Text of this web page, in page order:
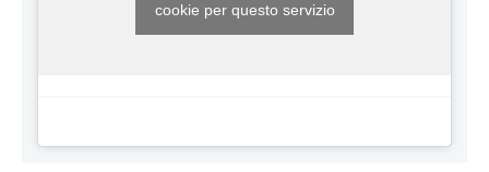
cookie per questo servizio